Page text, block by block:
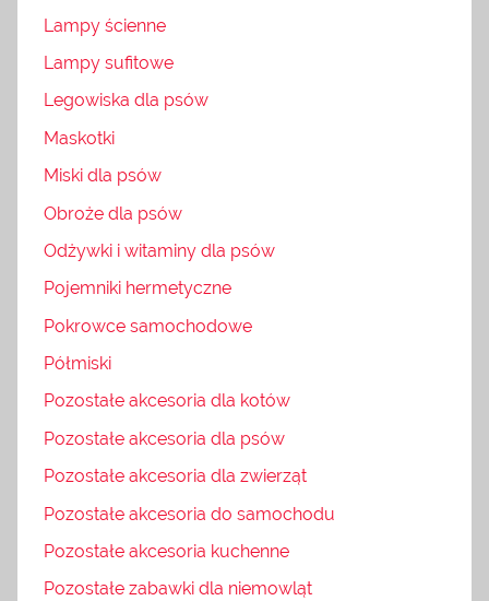
Lampy ścienne
Lampy sufitowe
Legowiska dla psów
Maskotki
Miski dla psów
Obroże dla psów
Odżywki i witaminy dla psów
Pojemniki hermetyczne
Pokrowce samochodowe
Półmiski
Pozostałe akcesoria dla kotów
Pozostałe akcesoria dla psów
Pozostałe akcesoria dla zwierząt
Pozostałe akcesoria do samochodu
Pozostałe akcesoria kuchenne
Pozostałe zabawki dla niemowląt